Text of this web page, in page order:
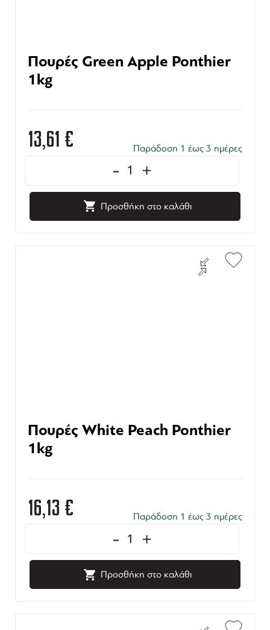
Πουρές Green Apple Ponthier
1kg
13,61 € Παράδοση 1 έως 3 ημέρες
- +
Προσθήκη στο καλάθι
Πουρές White Peach Ponthier
1kg
16,13 € Παράδοση 1 έως 3 ημέρες
- +
Προσθήκη στο καλάθι